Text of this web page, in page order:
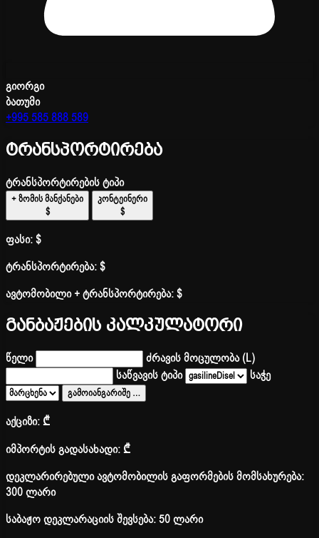
გიორგი
ბათუმი
+995 585 888 589
ტრანსპორტირება
ტრანსპორტირების ტიპი
+ ზომის მანქანები
$
კონტეინერი
$
ფასი:$
ტრანსპორტირება:$
ავტომობილი + ტრანსპორტირება:$
განბაჟების კალკულატორი
წელი
ძრავის მოცულობა (L)
საწვავის ტიპი
საჭე
გამოიანგარიშე …
აქციზი:₾
იმპორტის გადასახადი:₾
დეკლარირებული ავტომობილის გაფორმების მომსახურება:
300 ლარი
საბაჟო დეკლარაციის შევსება: 50 ლარი